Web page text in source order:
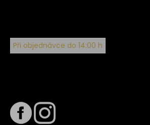
Při objednávce do 14:00 h